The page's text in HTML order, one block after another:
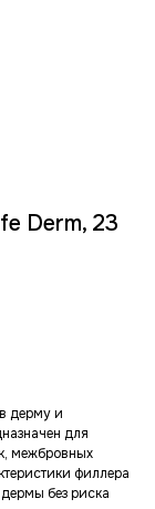
Derm, 23
дерму и
для
межбровных
филлера
без риска